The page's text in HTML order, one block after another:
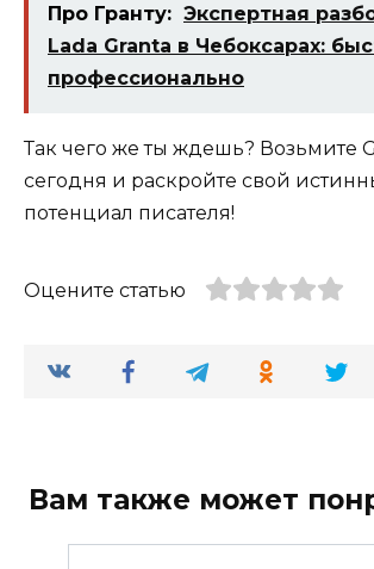
Про Гранту: Экспертная
Lada Granta в Чебоксарах:
профессионально
Так чего же ты ждешь? Возьмите
сегодня и раскройте свой
потенциал писателя!
Оцените статью
Вам также может